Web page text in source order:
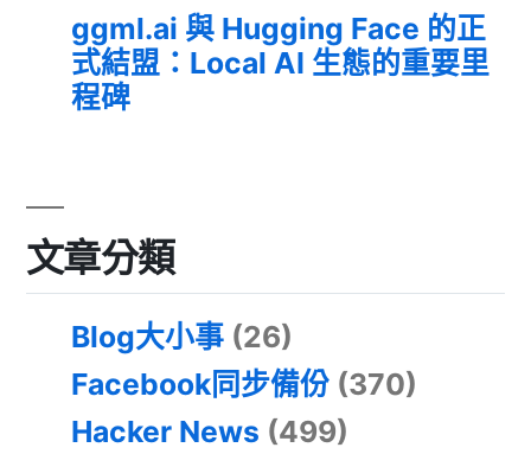
ggml.ai 與 Hugging Face 的正
式結盟：Local AI 生態的重要里
程碑
文章分類
Blog大小事 (26)
Facebook同步備份 (370)
Hacker News (499)